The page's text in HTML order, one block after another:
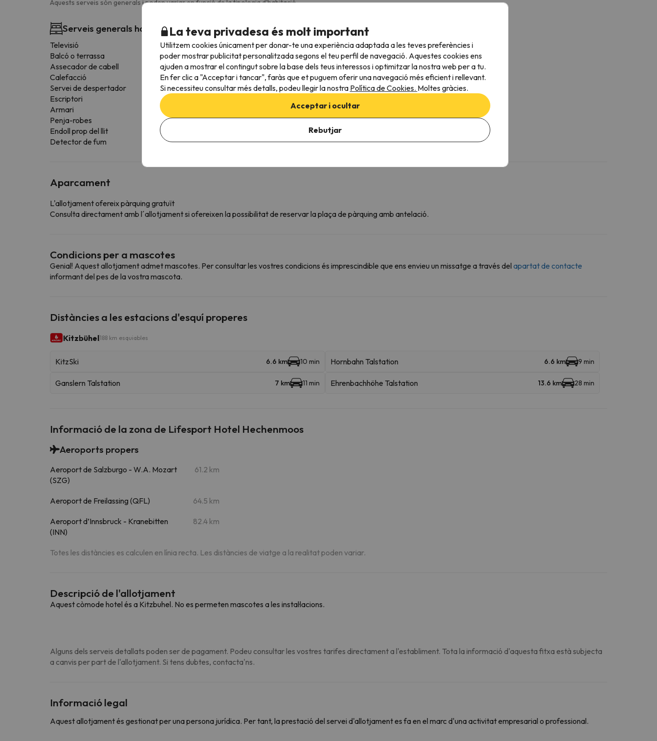
Aquests serveis són generals i poden variar en funció de la tipologia d'habitació.
Serveis generals habitació
Televisió
Balcó o terrassa
Assecador de cabell
Calefacció
Servei de despertador
Escriptori
Armari
Penja-robes
Endoll prop del llit
Detector de fum
Bany
Lavabo
Dutxa
Amenities
Dutxa o banyera
Bany privat
Disposa de tovalloles
Aparcament
L'allotjament ofereix pàrquing gratuït
Consulta directament amb l´allotjament si ofereixen la possibilitat de reservar la plaça de pàrquing amb antelació.
Condicions per a mascotes
Genial! Aquest allotjament admet mascotes. Per consultar les vostres condicions és imprescindible que ens envieu un missatge a través del apartat de contacte
informant del pes de la vostra mascota.
Distàncies a les estacions d'esquí properes
Kitzbühel188 km esquiables
KitzSki 6.6 km 10 min Hornbahn Talstation 6.6 km 9 min
Ganslern Talstation 7 km 11 min Ehrenbachhöhe Talstation 13.6 km 28 min
Informació de la zona de Lifesport Hotel Hechenmoos
Aeroports propers
Aeroport de Salzburgo - W.A. Mozart
(SZG)
61.2 km
Aeroport de Freilassing (QFL) 64.5 km
Aeroport d’Innsbruck - Kranebitten
(INN)
82.4 km
Totes les distàncies es calculen en línia recta. Les distàncies de viatge a la realitat poden variar.
Descripció de l'allotjament
Aquest còmode hotel és a Kitzbuhel. No es permeten mascotes a les instal·lacions.
Alguns dels serveis detallats poden ser de pagament. Podeu consultar les vostres tarifes directament a l'establiment. Tota la informació d'aquesta fitxa està subjecta
a canvis per part de l'allotjament. Si tens dubtes, contacta'ns.
Informació legal
Aquest allotjament és gestionat per una persona jurídica. Per tant, la prestació del servei d'allotjament es fa en el marc d'una activitat empresarial o professional.
La teva privadesa és molt important
Utilitzem cookies únicament per donar-te una experiència adaptada a les teves preferències i
poder mostrar publicitat personalitzada segons el teu perfil de navegació. Aquestes cookies ens
ajuden a mostrar el contingut sobre la base dels teus interessos i optimitzar la nostra web per a tu.
En fer clic a "Acceptar i tancar", faràs que et puguem oferir una navegació més eficient i rellevant.
Si necessiteu consultar més detalls, podeu llegir la nostra Política de Cookies. Moltes gràcies.
Acceptar i ocultar
Rebutjar